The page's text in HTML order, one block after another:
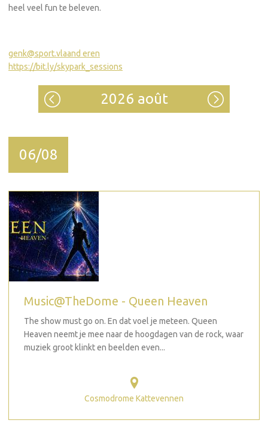
heel veel fun te beleven.
genk@sport.vlaand eren
https://bit.ly/skypark_sessions
2026 août
06/08
Music@TheDome - Queen Heaven
The show must go on. En dat voel je meteen. Queen
Heaven neemt je mee naar de hoogdagen van de rock, waar
muziek groot klinkt en beelden even...
Cosmodrome Kattevennen